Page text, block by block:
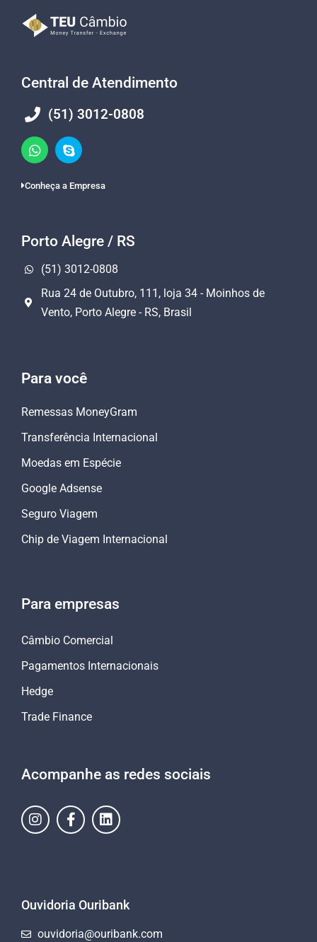
Central de Atendimento
(51) 3012-0808
Conheça a Empresa
Porto Alegre / RS
(51) 3012-0808
Rua 24 de Outubro, 111, loja 34 - Moinhos de
Vento, Porto Alegre - RS, Brasil
Para você
Remessas MoneyGram
Transferência Internacional
Moedas em Espécie
Google Adsense
Seguro Viagem
Chip de Viagem Internacional
Para empresas
Câmbio Comercial
Pagamentos Internacionais
Hedge
Trade Finance
Acompanhe as redes sociais
Ouvidoria Ouribank
ouvidoria@ouribank.com